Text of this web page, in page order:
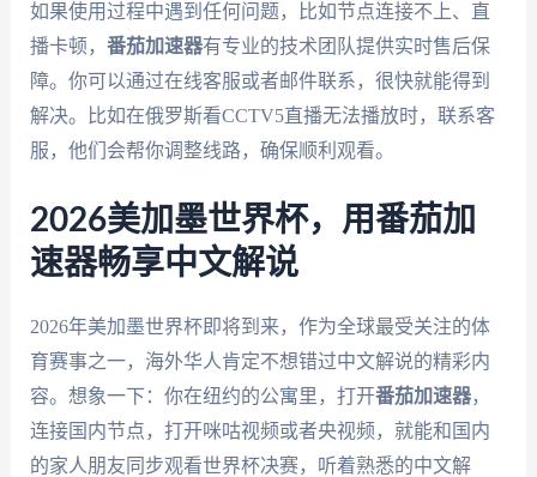
如果使用过程中遇到任何问题，比如节点连接不上、直
播卡顿， 番茄加速器有专业的技术团队提供实时售后保
障。你可以通过在线客服或者邮件联系，很快就能得到
解决。比如在俄罗斯看CCTV5直播无法播放时，联系客
服，他们会帮你调整线路，确保顺利观看。
2026美加墨世界杯，用番茄加
速器畅享中文解说
2026年美加墨世界杯即将到来，作为全球最受关注的体
育赛事之一，海外华人肯定不想错过中文解说的精彩内
容。想象一下：你在纽约的公寓里，打开番茄加速器，
连接国内节点，打开咪咕视频或者央视频，就能和国内
的家人朋友同步观看世界杯决赛，听着熟悉的中文解